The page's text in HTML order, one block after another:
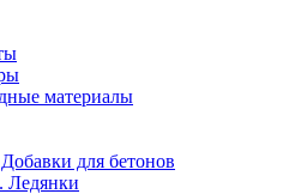
материалы
для бетонов
Ледянки